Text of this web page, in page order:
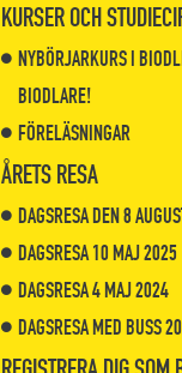
KURSER OCH
NYBÖRJARKURS I
BIODLARE!
FÖRELÄSNINGAR
ÅRETS RESA
DAGSRESA DEN 8
DAGSRESA 10 MAJ 2025
DAGSRESA 4 MAJ 2024
DAGSRESA MED BUSS